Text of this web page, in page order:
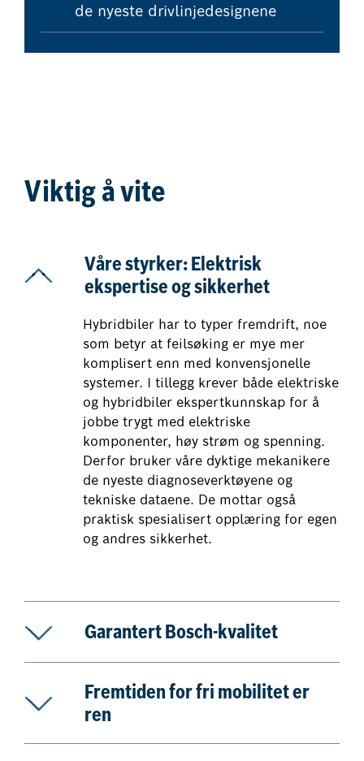
de nyeste drivlinjedesignene
Viktig å vite
Våre styrker: Elektrisk
ekspertise og sikkerhet
Hybridbiler har to typer fremdrift, noe
som betyr at feilsøking er mye mer
komplisert enn med konvensjonelle
systemer. I tillegg krever både elektriske
og hybridbiler ekspertkunnskap for å
jobbe trygt med elektriske
komponenter, høy strøm og spenning.
Derfor bruker våre dyktige mekanikere
de nyeste diagnoseverktøyene og
tekniske dataene. De mottar også
praktisk spesialisert opplæring for egen
og andres sikkerhet.
Garantert Bosch-kvalitet
Fremtiden for fri mobilitet er
ren